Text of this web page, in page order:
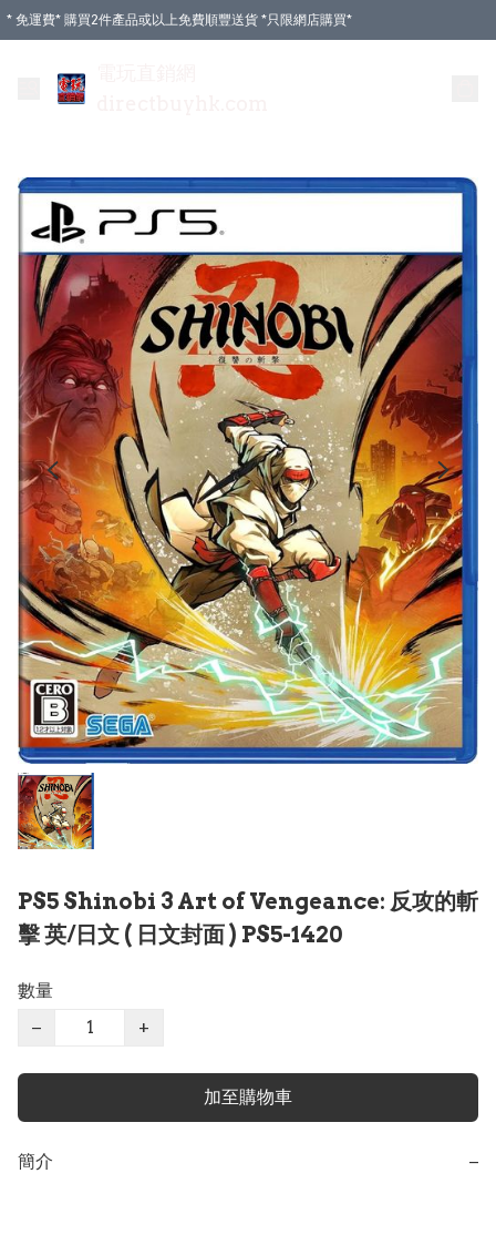
* 免運費* 購買2件產品或以上免費順豐送貨 *只限網店購買*
PS5 Shinobi 3 Art of Vengeance: 反攻的斬
擊 英/日文 ( 日文封面 ) PS5-1420
數量
−
+
加至購物車
簡介 −